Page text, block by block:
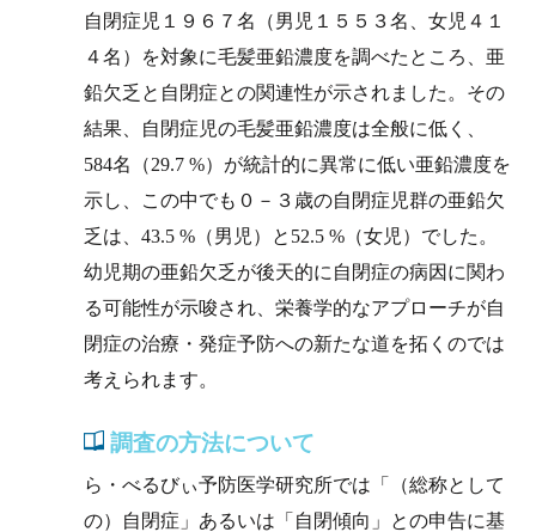
自閉症児１９６７名（男児１５５３名、女児４１
４名）を対象に毛髪亜鉛濃度を調べたところ、亜
鉛欠乏と自閉症との関連性が示されました。その
結果、自閉症児の毛髪亜鉛濃度は全般に低く、
584名（29.7 %）が統計的に異常に低い亜鉛濃度を
示し、この中でも０－３歳の自閉症児群の亜鉛欠
乏は、43.5 %（男児）と52.5 %（女児）でした。
幼児期の亜鉛欠乏が後天的に自閉症の病因に関わ
る可能性が示唆され、栄養学的なアプローチが自
閉症の治療・発症予防への新たな道を拓くのでは
考えられます。
調査の方法について
ら・べるびぃ予防医学研究所では「（総称として
の）自閉症」あるいは「自閉傾向」との申告に基